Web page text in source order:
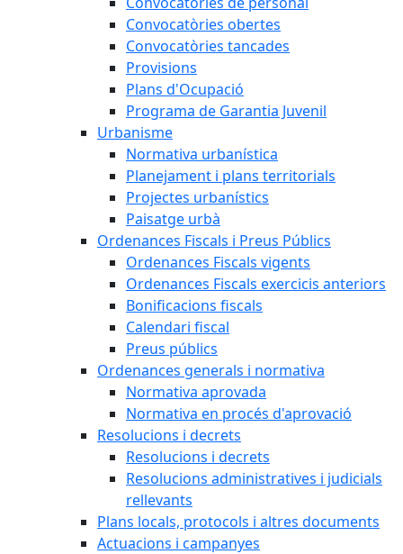
Convocatòries obertes
Convocatòries tancades
Provisions
Plans d'Ocupació
Programa de Garantia Juvenil
Urbanisme
Normativa urbanística
Planejament i plans territorials
Projectes urbanístics
Paisatge urbà
Ordenances Fiscals i Preus Públics
Ordenances Fiscals vigents
Ordenances Fiscals exercicis anteriors
Bonificacions fiscals
Calendari fiscal
Preus públics
Ordenances generals i normativa
Normativa aprovada
Normativa en procés d'aprovació
Resolucions i decrets
Resolucions i decrets
Resolucions administratives i judicials
rellevants
Plans locals, protocols i altres documents
Actuacions i campanyes